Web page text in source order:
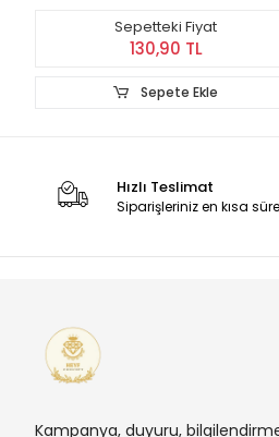
Sepetteki Fiyat
130,90 TL
Sepete Ekle
Hızlı Teslimat
Siparişleriniz en kısa
Kampanya, duyuru,